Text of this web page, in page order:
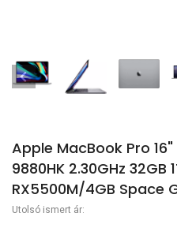
Apple MacBook Pro
9880HK 2.30GHz 32GB
RX5500M/4GB Space
Utolsó ismert ár: